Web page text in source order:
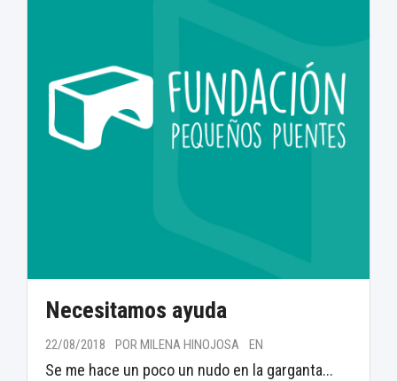
Necesitamos ayuda
22/08/2018 POR MILENA HINOJOSA EN
Se me hace un poco un nudo en la garganta...